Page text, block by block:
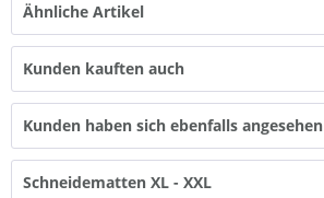
Ähnliche Artikel
Kunden kauften auch
Kunden haben sich ebenfalls angesehen
Schneidematten XL - XXL